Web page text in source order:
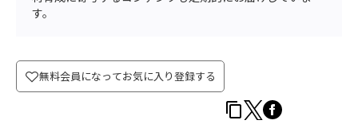
す。
無料会員になってお気に入り登録する